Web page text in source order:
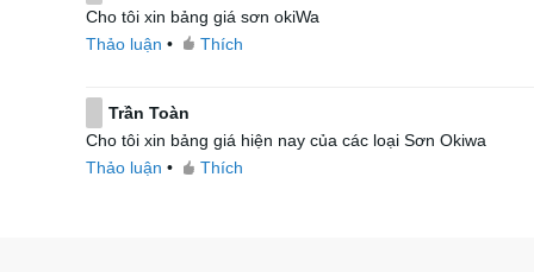
Cho tôi xin bảng giá sơn okiWa
Thảo luận • Thích
Trần Toàn
Cho tôi xin bảng giá hiện nay của các loại Sơn Okiwa
Thảo luận • Thích